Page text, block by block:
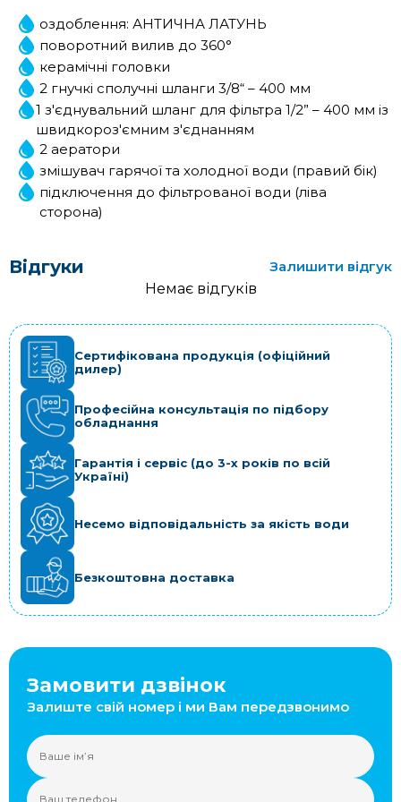
оздоблення: АНТИЧНА ЛАТУНЬ
поворотний вилив до 360°
керамічні головки
2 гнучкі сполучні шланги 3/8“ – 400 мм
1 з'єднувальний шланг для фільтра 1/2” – 400 мм із
швидкороз'ємним з'єднанням
2 аератори
змішувач гарячої та холодної води (правий бік)
підключення до фільтрованої води (ліва
сторона)
Відгуки
Залишити відгук
Немає відгуків
Сертифікована продукція (офіційний
дилер)
Професійна консультація по підбору
обладнання
Гарантія і сервіс (до 3-х років по всій
Україні)
Несемо відповідальність за якість води
Безкоштовна доставка
Замовити дзвінок
Залиште свій номер і ми Вам передзвонимо